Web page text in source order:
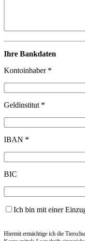
Ihre Bankdaten
Kontoinhaber *
Geldinstitut *
IBAN *
BIC
Ich bin mit einer
Hiermit ermächtige ich die